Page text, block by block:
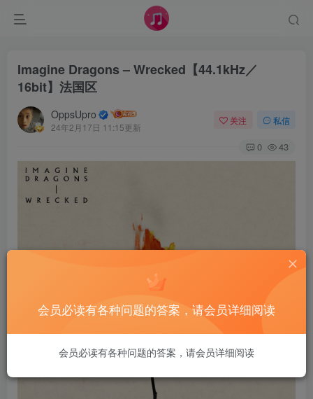
Imagine Dragons – Wrecked【44.1kHz／
16bit】法国区
OppsUpro
24年2月17日 11:15更新
关注 私信
0 43
会员必读有各种问题的答案，请会员详细阅读
会员必读有各种问题的答案，请会员详细阅读